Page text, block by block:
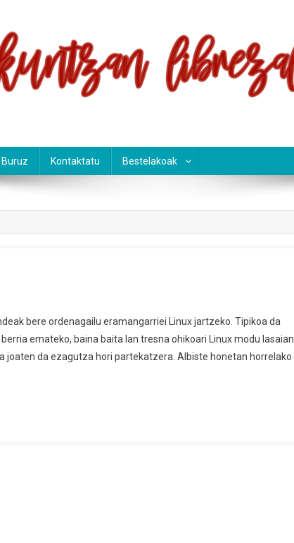
Buruz Kontaktatu Bestelakoak
bere ordenagailu eramangarriei Linux jartzeko. Tipikoa da
emateko, baina baita lan tresna ohikoari Linux modu lasaian
joaten da ezagutza hori partekatzera. Albiste honetan horrelako